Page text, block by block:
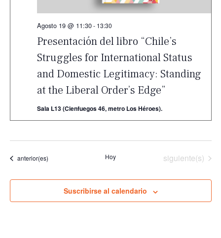
Presentación del libro “Chile’s
Struggles for International Status
and Domestic Legitimacy: Standing
at the Liberal Order’s Edge”
Agosto 19 @ 11:30- 13:30
Sala L13 (Cienfuegos 46, metro Los Héroes).
Eventos
anterior(es) Hoy Eventos
siguiente(s)
Suscribirse al calendario